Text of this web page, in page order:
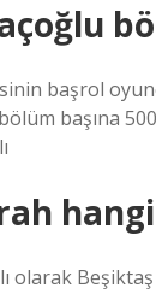
başrol
başına
olarak